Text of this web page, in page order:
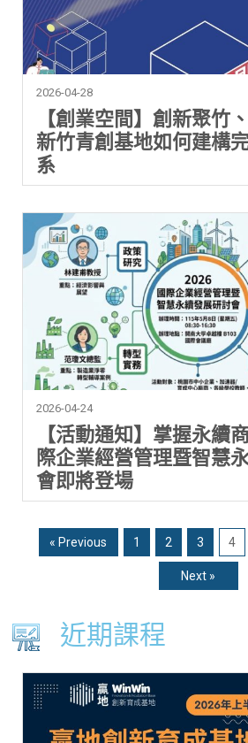
2026-04-28
【創業空間】創新聚竹
新竹青創基地如何建構
系
2026-04-24
【活動通知】掌握永續
際企業經營管理暨智慧
會即將登場
« Previous 1 2 3 4
Next »
近期課程